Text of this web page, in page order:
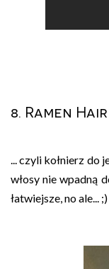
8. Ramen
... czyli kołnierz
włosy nie wpadną
łatwiejsze, no ale... ;)